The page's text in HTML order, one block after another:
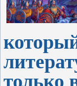
только